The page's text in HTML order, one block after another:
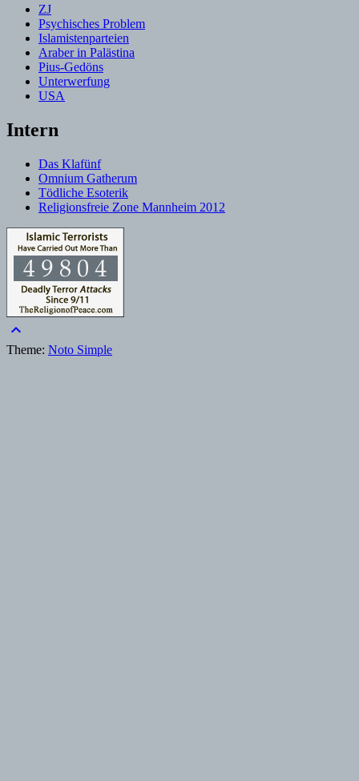
ZJ
Psychisches Problem
Islamistenparteien
Araber in Palästina
Pius-Gedöns
Unterwerfung
USA
Intern
Das Klafünf
Omnium Gatherum
Tödliche Esoterik
Religionsfreie Zone Mannheim 2012
keyboard_arrow_up
Theme: Noto Simple